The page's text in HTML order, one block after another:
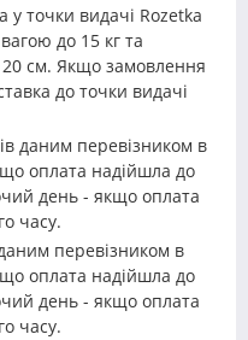
у точки видачі Rozetka
до 15 кг та
см. Якщо замовлення
до точки видачі
даним перевізником в
оплата надійшла до
день - якщо оплата
часу.
перевізником в
оплата надійшла до
день - якщо оплата
часу.